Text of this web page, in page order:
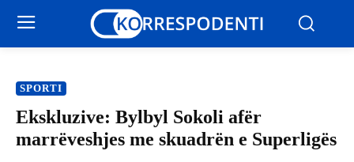
SPORTI
Ekskluzive: Bylbyl Sokoli afër
marrëveshjes me skuadrën e Superligës